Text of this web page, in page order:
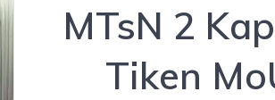
MTsN 2
Tiken